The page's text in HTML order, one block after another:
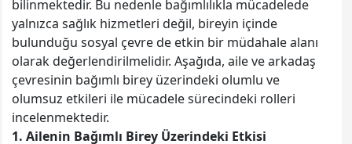
bilinmektedir. Bu nedenle bağımlılıkla mücadelede
yalnızca sağlık hizmetleri değil, bireyin içinde
bulunduğu sosyal çevre de etkin bir müdahale alanı
olarak değerlendirilmelidir. Aşağıda, aile ve arkadaş
çevresinin bağımlı birey üzerindeki olumlu ve
olumsuz etkileri ile mücadele sürecindeki rolleri
incelenmektedir.
1. Ailenin Bağımlı Birey Üzerindeki Etkisi